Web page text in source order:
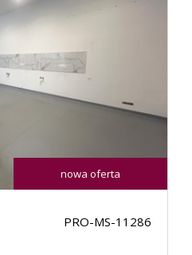
nowa oferta
PRO-MS-11286